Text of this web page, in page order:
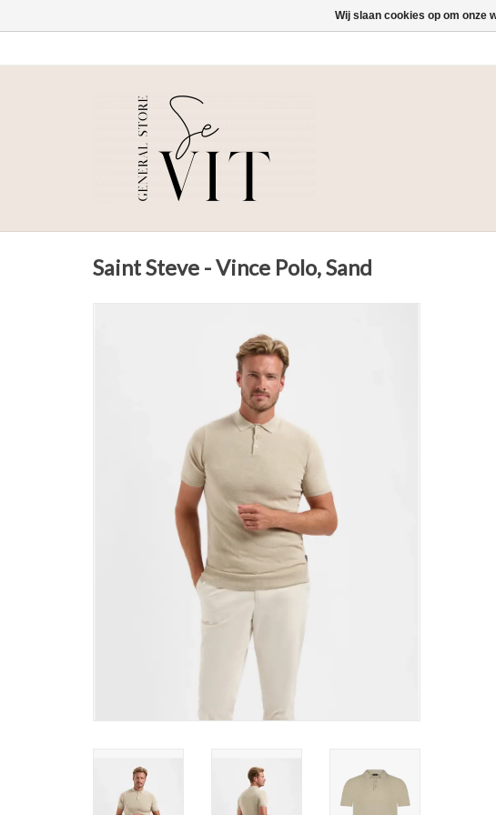
Saint Steve - Vince Polo, Sand
Wij slaan cookies op om onze